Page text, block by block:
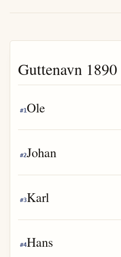
Guttenavn 1890
#1 Ole
#2Johan
#3Karl
#4Hans